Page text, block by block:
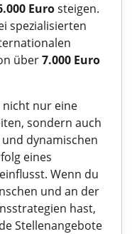
Eurosteigen.
spezialisierten
über7.000 Euro
nur eine
sondern auch
dynamischen
eines
Wenn du
und an der
hast,
Stellenangebote